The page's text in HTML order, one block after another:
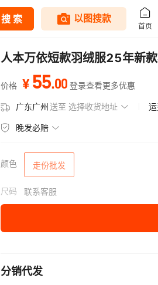
人本万依短款羽绒服25年新
价格 ¥ 55.00 登录查看更多优惠
广东广州送至 选择收货地址
晚发必赔
颜色 走份批发
尺码 联系客服
分销代发